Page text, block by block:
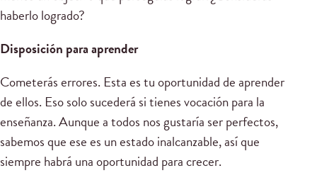
haberlo logrado?
Disposición para aprender
Cometerás errores. Esta es tu oportunidad de aprender
de ellos. Eso solo sucederá si tienes vocación para la
enseñanza. Aunque a todos nos gustaría ser perfectos,
sabemos que ese es un estado inalcanzable, así que
siempre habrá una oportunidad para crecer.